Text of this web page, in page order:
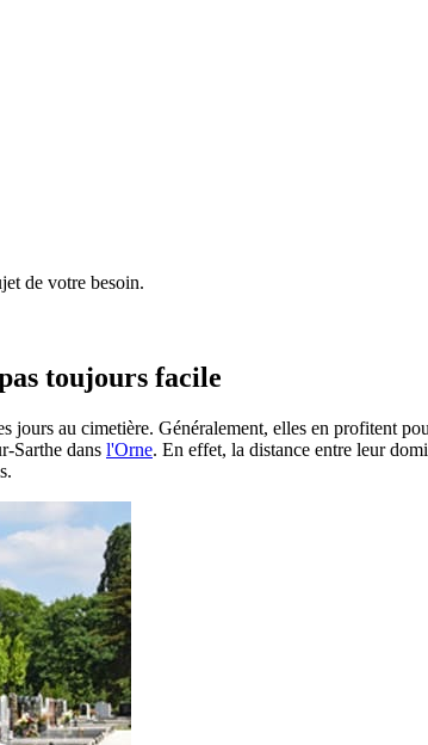
de votre besoin.
toujours facile
jours au cimetière. Généralement, elles en profitent
Sarthe dans l'Orne. En effet, la distance entre leur